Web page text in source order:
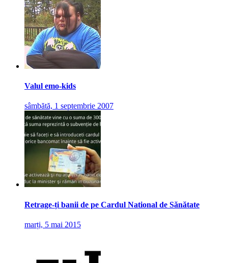
Valul emo-kids
sâmbătă, 1 septembrie 2007
Retrage-ți banii de pe Cardul National de Sănătate
marți, 5 mai 2015